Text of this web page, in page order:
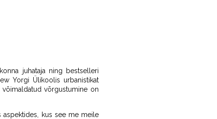
juhataja ning bestselleri
Yorgi Ülikoolis urbanistikat
võrgustumine on
aspektides, kus see me meile